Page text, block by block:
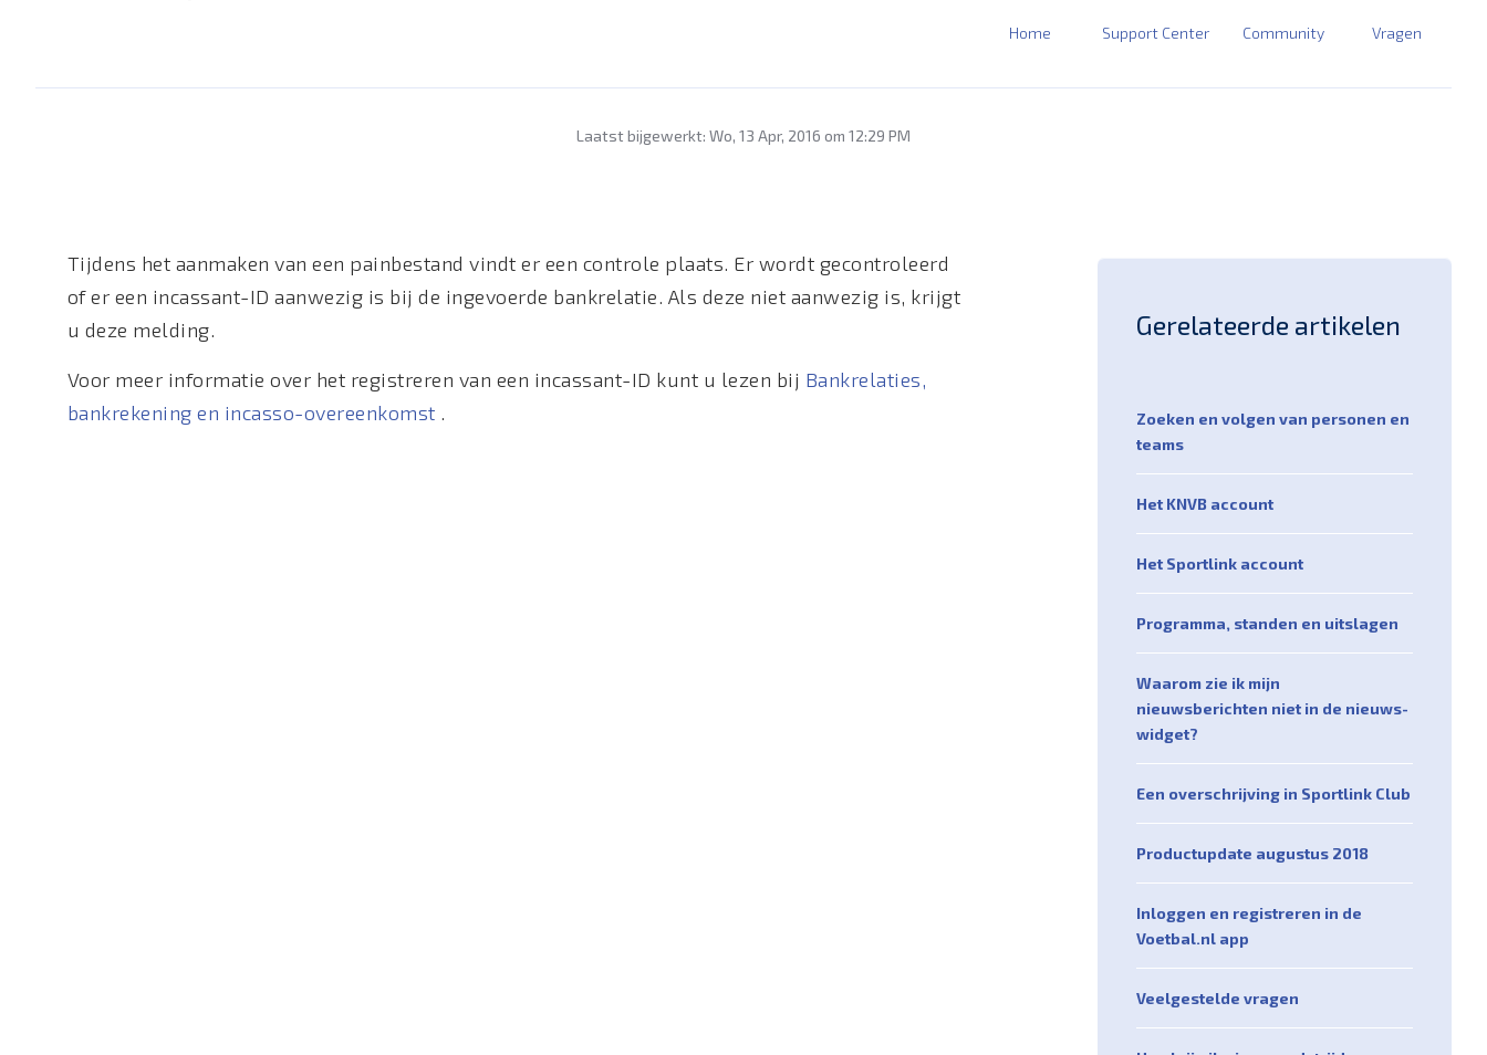
Home Support Center Community Vragen
Laatst bijgewerkt: Wo, 13 Apr, 2016 om 12:29 PM
Tijdens het aanmaken van een painbestand vindt er een controle plaats. Er wordt gecontroleerd
of er een incassant-ID aanwezig is bij de ingevoerde bankrelatie. Als deze niet aanwezig is, krijgt
u deze melding.
Voor meer informatie over het registreren van een incassant-ID kunt u lezen bij Bankrelaties,
bankrekening en incasso-overeenkomst .
Gerelateerde artikelen
Zoeken en volgen van personen en
teams
Het KNVB account
Het Sportlink account
Programma, standen en uitslagen
Waarom zie ik mijn
nieuwsberichten niet in de nieuws-
widget?
Een overschrijving in Sportlink Club
Productupdate augustus 2018
Inloggen en registreren in de
Voetbal.nl app
Veelgestelde vragen